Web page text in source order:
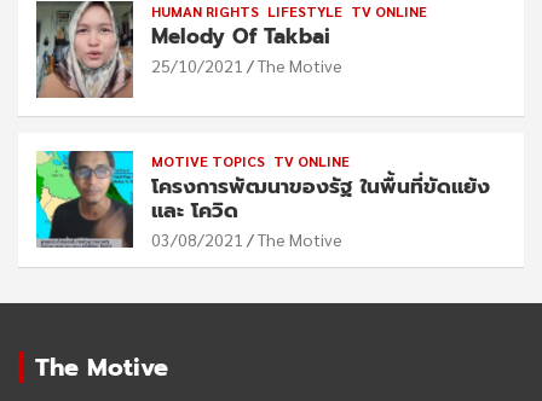
HUMAN RIGHTS LIFESTYLE TV ONLINE
Melody Of Takbai
25/10/2021 The Motive
MOTIVE TOPICS TV ONLINE
โครงการพัฒนาของรัฐ ในพื้นที่ขัดแย้ง
และ โควิด
03/08/2021 The Motive
The Motive